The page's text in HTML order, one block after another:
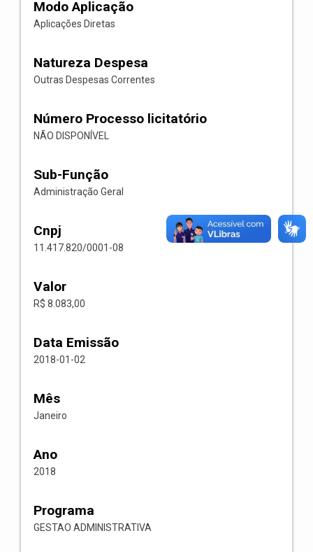
Modo Aplicação
Aplicações Diretas
Natureza Despesa
Outras Despesas Correntes
Número Processo licitatório
NÃO DISPONÍVEL
Sub-Função
Administração Geral
Cnpj
11.417.820/0001-08
Valor
R$ 8.083,00
Data Emissão
2018-01-02
Mês
Janeiro
Ano
2018
Programa
GESTAO ADMINISTRATIVA